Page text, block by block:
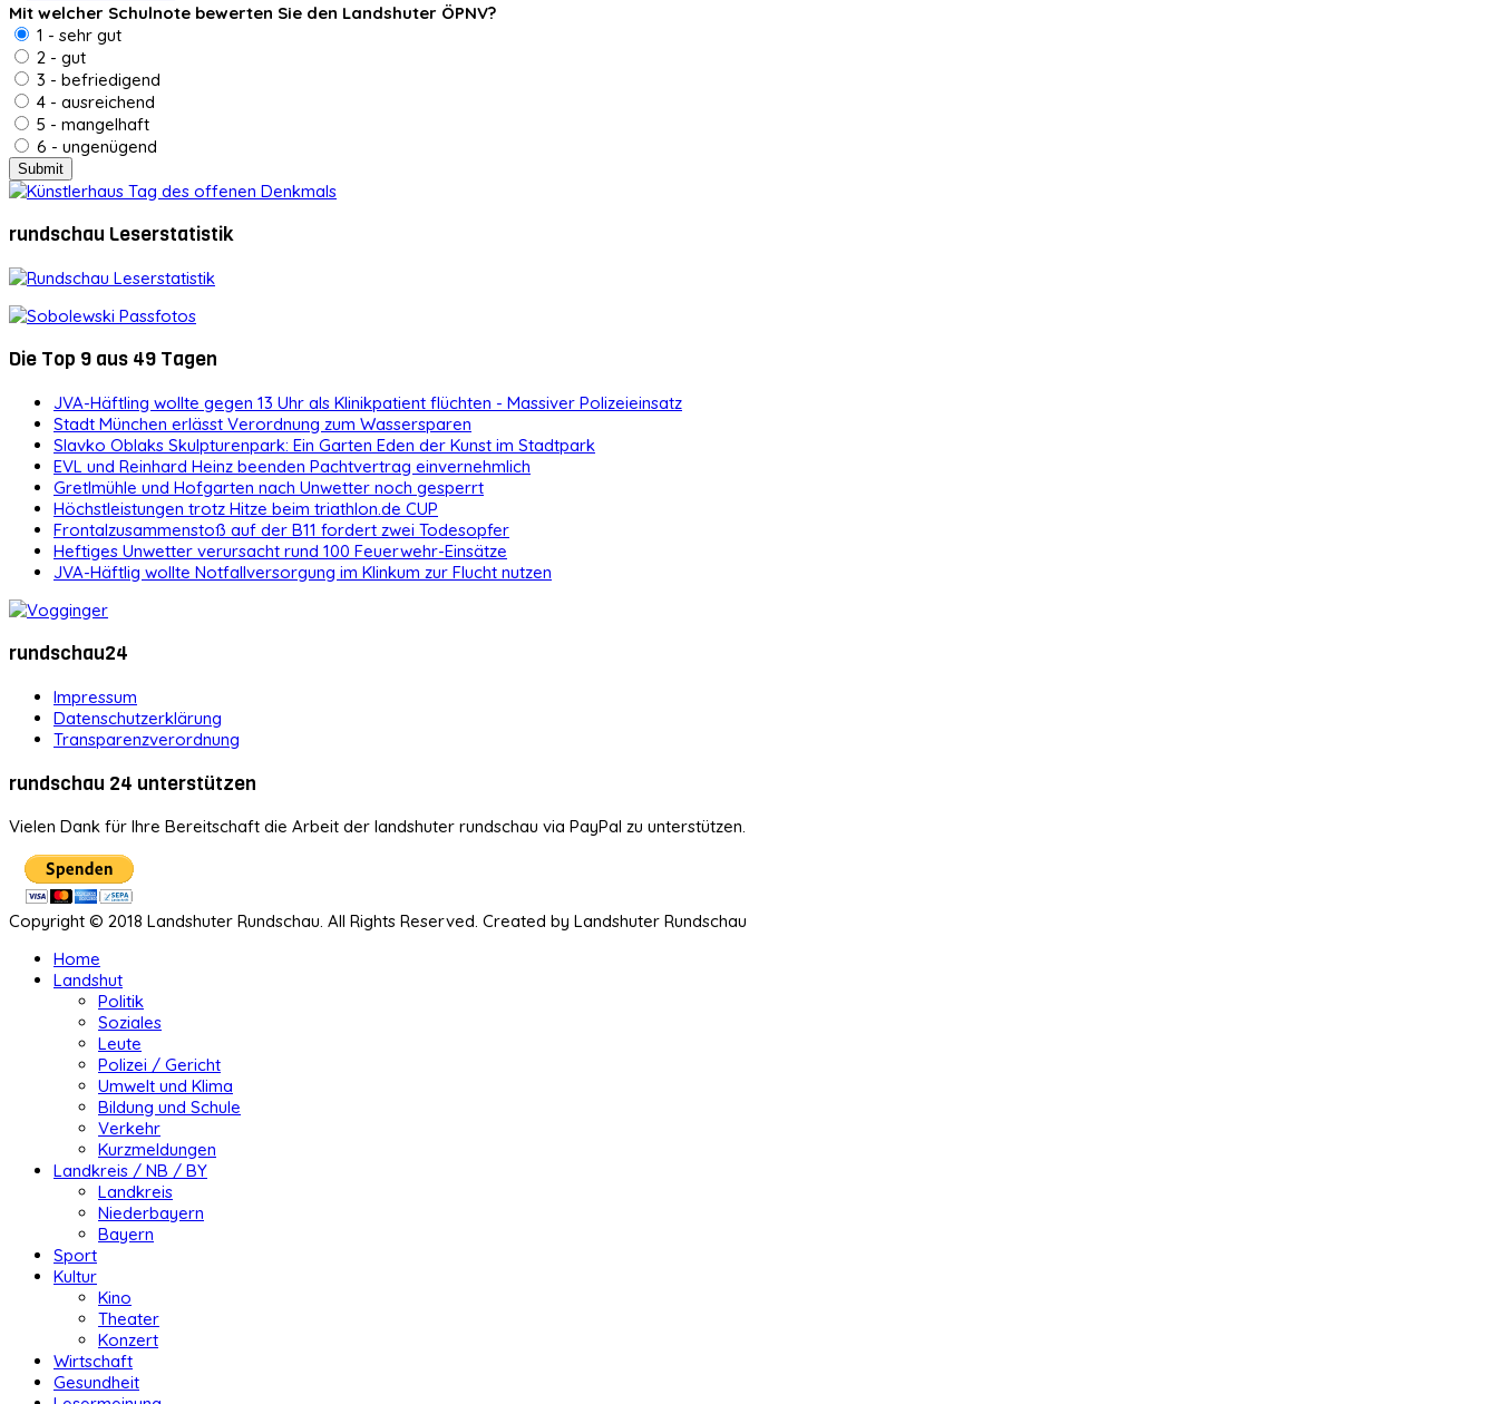
Mit welcher Schulnote bewerten Sie den Landshuter ÖPNV?
1 - sehr gut
2 - gut
3 - befriedigend
4 - ausreichend
5 - mangelhaft
6 - ungenügend
rundschau Leserstatistik
Die Top 9 aus 49 Tagen
JVA-Häftling wollte gegen 13 Uhr als Klinikpatient flüchten - Massiver Polizeieinsatz
Stadt München erlässt Verordnung zum Wassersparen
Slavko Oblaks Skulpturenpark: Ein Garten Eden der Kunst im Stadtpark
EVL und Reinhard Heinz beenden Pachtvertrag einvernehmlich
Gretlmühle und Hofgarten nach Unwetter noch gesperrt
Höchstleistungen trotz Hitze beim triathlon.de CUP
Frontalzusammenstoß auf der B11 fordert zwei Todesopfer
Heftiges Unwetter verursacht rund 100 Feuerwehr-Einsätze
JVA-Häftlig wollte Notfallversorgung im Klinkum zur Flucht nutzen
rundschau24
Impressum
Datenschutzerklärung
Transparenzverordnung
rundschau 24 unterstützen
Vielen Dank für Ihre Bereitschaft die Arbeit der landshuter rundschau via PayPal zu unterstützen.
Copyright © 2018 Landshuter Rundschau. All Rights Reserved. Created by Landshuter Rundschau
Home
Landshut
Politik
Soziales
Leute
Polizei / Gericht
Umwelt und Klima
Bildung und Schule
Verkehr
Kurzmeldungen
Landkreis / NB / BY
Landkreis
Niederbayern
Bayern
Sport
Kultur
Kino
Theater
Konzert
Wirtschaft
Gesundheit